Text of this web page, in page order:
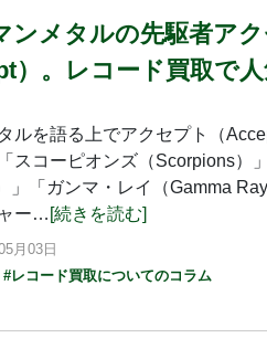
ンメタルの先駆者アク
）。レコード買取で
ルを語る上でアクセプト（
スコーピオンズ（Scorpions）
」「ガンマ・レイ（Gamma
ー… [続きを読む]
月03日
#レコード買取についてのコラム